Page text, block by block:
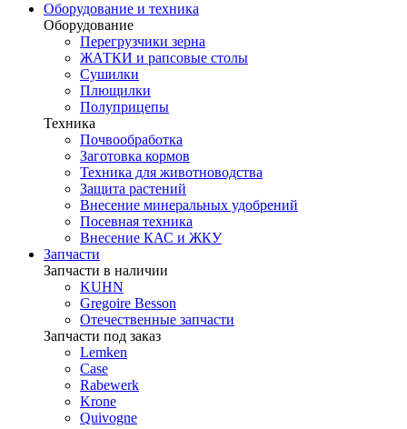
Оборудование и техника
Оборудование
Перегрузчики зерна
ЖАТКИ и рапсовые столы
Сушилки
Плющилки
Полуприцепы
Техника
Почвообработка
Заготовка кормов
Техника для животноводства
Защита растений
Внесение минеральных удобрений
Посевная техника
Внесение КАС и ЖКУ
Запчасти
Запчасти в наличии
KUHN
Gregoire Besson
Отечественные запчасти
Запчасти под заказ
Lemken
Case
Rabewerk
Krone
Quivogne